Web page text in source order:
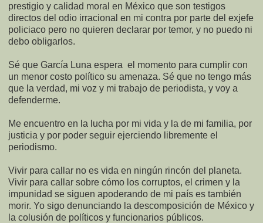
prestigio y calidad moral en México que son testigos
directos del odio irracional en mi contra por parte del exjefe
policiaco pero no quieren declarar por temor, y no puedo ni
debo obligarlos.
Sé que García Luna espera el momento para cumplir con
un menor costo político su amenaza. Sé que no tengo más
que la verdad, mi voz y mi trabajo de periodista, y voy a
defenderme.
Me encuentro en la lucha por mi vida y la de mi familia, por
justicia y por poder seguir ejerciendo libremente el
periodismo.
Vivir para callar no es vida en ningún rincón del planeta.
Vivir para callar sobre cómo los corruptos, el crimen y la
impunidad se siguen apoderando de mi país es también
morir. Yo sigo denunciando la descomposición de México y
la colusión de políticos y funcionarios públicos.